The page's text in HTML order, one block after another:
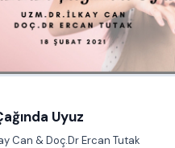
Uyuz
Can & Doç.Dr Ercan Tutak